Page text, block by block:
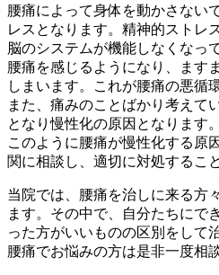
腰痛によって身体を動かさない
レスとなります。精神的ストレ
脳のシステムが機能しなくなっ
腰痛を感じるようになり、ます
しまいます。これが腰痛の悪循
また、痛みのことばかり考えて
となり慢性化の原因となります。
このように腰痛が慢性化する原
関に相談し、適切に対処するこ
当院では、腰痛を治しに来る方
ます。その中で、自分たちにで
った方がいいものの区別をして
腰痛でお悩みの方は是非一度相